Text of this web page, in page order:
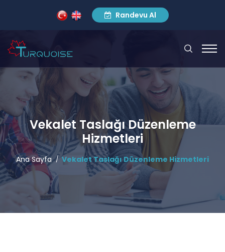
Randevu Al
Vekalet Taslağı Düzenleme
Hizmetleri
Ana Sayfa Vekalet Taslağı Düzenleme Hizmetleri